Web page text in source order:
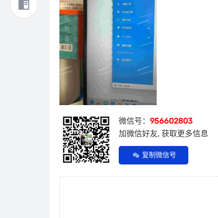
微信号： 956602803
加微信好友, 获取更多信息
复制微信号